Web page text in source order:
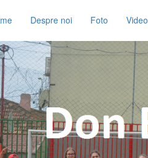
Despre noi Foto Video